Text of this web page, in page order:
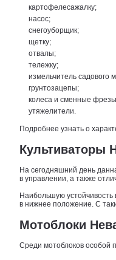
картофелесажалку;
насос;
снегоуборщик;
щетку;
отвалы;
тележку;
измельчитель садового
грунтозацепы;
колеса и сменные
утяжелители.
Подробнее узнать о
Культиваторы
На сегодняшний день
в управлении, а также
Наибольшую устойчивость
в нижнее положение. С
Мотоблоки
Среди мотоблоков особой